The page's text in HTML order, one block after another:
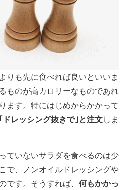
りも先に食べれば良いといいま
ものが高カロリーなものであれ
ます。特にはじめからかかって
｢ドレッシング抜きで｣と注文しま
ていないサラダを食べるのは少
で、ノンオイルドレッシングや
です。そうすれば、 何もかかっ